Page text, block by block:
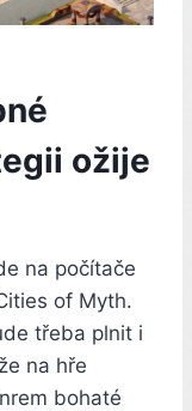
ožije
na počítače
of Myth.
třeba plnit i
na hře
bohaté